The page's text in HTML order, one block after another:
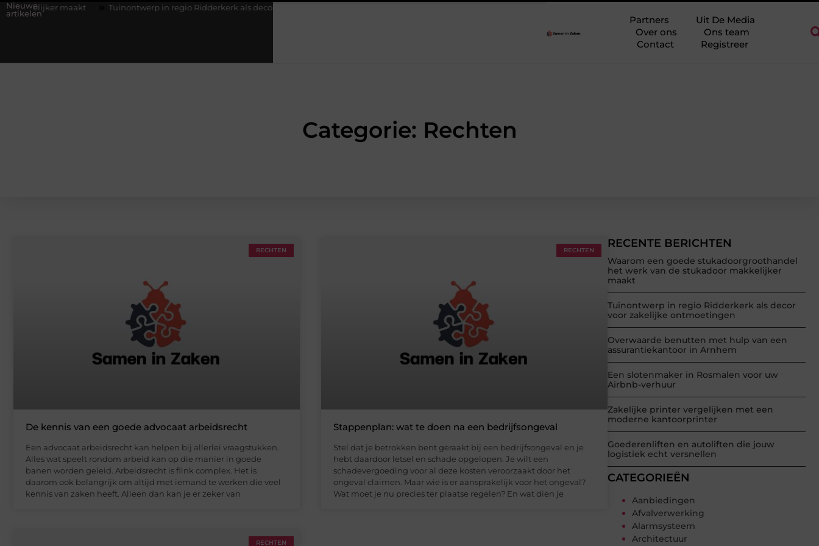
Nieuwe
artikelen
maakt Tuinontwerp in regio Ridderkerk als decor voor zakelijke ontmoetingen
Partners
Uit De Media
Over ons
Ons team
Contact
Registreer
Categorie: Rechten
RECENTE BERICHTEN
Waarom een goede stukadoorgroothandel
het werk van de stukadoor makkelijker
maakt
Tuinontwerp in regio Ridderkerk als decor
voor zakelijke ontmoetingen
Overwaarde benutten met hulp van een
assurantiekantoor in Arnhem
Een slotenmaker in Rosmalen voor uw
Airbnb-verhuur
Zakelijke printer vergelijken met een
moderne kantoorprinter
Goederenliften en autoliften die jouw
logistiek echt versnellen
CATEGORIEËN
Aanbiedingen
Afvalverwerking
Alarmsysteem
Architectuur
RECHTEN
De kennis van een goede advocaat arbeidsrecht
Een advocaat arbeidsrecht kan helpen bij allerlei vraagstukken.
Alles wat speelt rondom arbeid kan op die manier in goede
banen worden geleid. Arbeidsrecht is flink complex. Het is
daarom ook belangrijk om altijd met iemand te werken die veel
kennis van zaken heeft. Alleen dan kan je er zeker van
RECHTEN
Stappenplan: wat te doen na een bedrijfsongeval
Stel dat je betrokken bent geraakt bij een bedrijfsongeval en je
hebt daardoor letsel en schade opgelopen. Je wilt een
schadevergoeding voor al deze kosten veroorzaakt door het
ongeval claimen. Maar wie is er aansprakelijk voor het ongeval?
Wat moet je nu precies ter plaatse regelen? En wat dien je
RECHTEN